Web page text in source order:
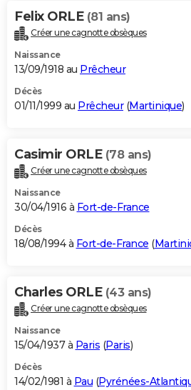
Felix ORLE (81 ans)
Créer une cagnotte obsèques
Naissance
13/09/1918 au Prêcheur
Décès
01/11/1999 au Prêcheur(Martinique)
Casimir ORLE (78 ans)
Créer une cagnotte obsèques
Naissance
30/04/1916 à Fort-de-France
Décès
18/08/1994 à Fort-de-France (
Charles ORLE (43 ans)
Créer une cagnotte obsèques
Naissance
15/04/1937 à Paris (Paris)
Décès
14/02/1981 à Pau (Pyrénées-